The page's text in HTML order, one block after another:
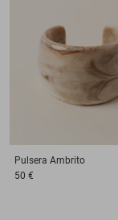
Pulsera Ambrito
50 €